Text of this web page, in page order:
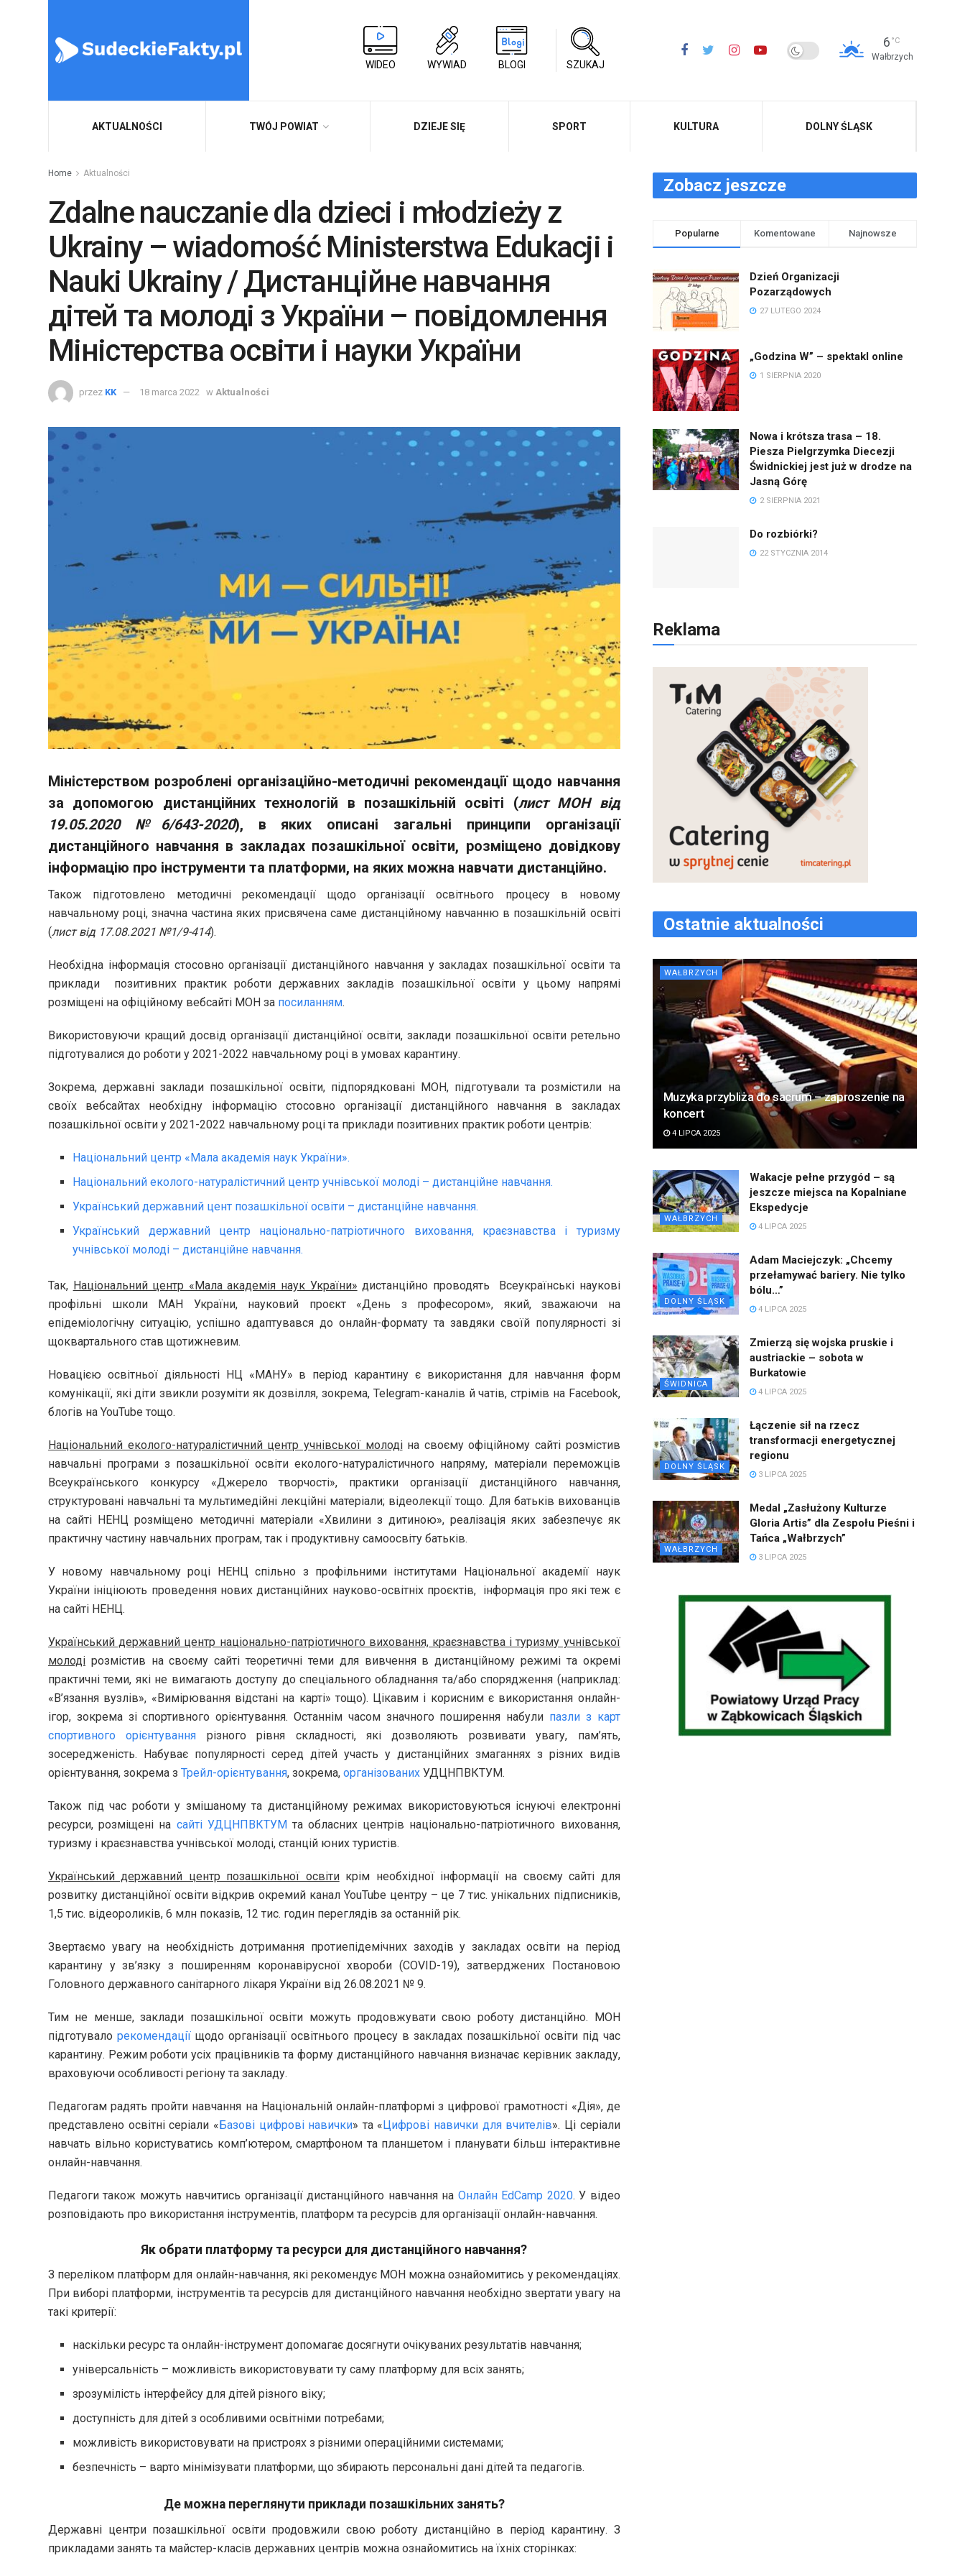
WIDEO WYWIAD BLOGI SZUKAJ
6 °C
Wałbrzych
AKTUALNOŚCI TWÓJ POWIAT DZIEJE SIĘ SPORT KULTURA DOLNY ŚLĄSK
Home Aktualności
Zdalne nauczanie dla dzieci i młodzieży z
Ukrainy – wiadomość Ministerstwa Edukacji i
Nauki Ukrainy / Дистанційне навчання
дітей та молоді з України – повідомлення
Міністерства освіти і науки України
przez KK 18 marca 2022 w Aktualności
Міністерством розроблені організаційно-методичні рекомендації щодо навчання
за допомогою дистанційних технологій в позашкільній освіті (лист МОН від
19.05.2020 №6/643-2020), в яких описані загальні принципи організації
дистанційного навчання в закладах позашкільної освіти, розміщено довідкову
інформацію про інструменти та платформи, на яких можна навчати дистанційно.
Також підготовлено методичні рекомендації щодо організації освітнього процесу в новому
навчальному році, значна частина яких присвячена саме дистанційному навчанню в позашкільній освіті
(лист від 17.08.2021 №1/9-414).
Необхідна інформація стосовно організації дистанційного навчання у закладах позашкільної освіти та
приклади позитивних практик роботи державних закладів позашкільної освіти у цьому напрямі
розміщені на офіційному вебсайті МОН за посиланням.
Використовуючи кращий досвід організації дистанційної освіти, заклади позашкільної освіти ретельно
підготувалися до роботи у 2021-2022 навчальному році в умовах карантину.
Зокрема, державні заклади позашкільної освіти, підпорядковані МОН, підготували та розмістили на
своїх вебсайтах необхідну інформацію стосовно організації дистанційного навчання в закладах
позашкільної освіти у 2021-2022 навчальному році та приклади позитивних практик роботи центрів:
Національний центр «Мала академія наук України».
Національний еколого-натуралістичний центр учнівської молоді – дистанційне навчання.
Український державний цент позашкільної освіти – дистанційне навчання.
Український державний центр національно-патріотичного виховання, краєзнавства і туризму
учнівської молоді – дистанційне навчання.
Так, Національний центр «Мала академія наук України» дистанційно проводять Всеукраїнські наукові
профільні школи МАН України, науковий проєкт «День з професором», який, зважаючи на
епідеміологічну ситуацію, успішно адаптувався до онлайн-формату та завдяки своїй популярності зі
щоквартального став щотижневим.
Новацією освітньої діяльності НЦ «МАНУ» в період карантину є використання для навчання форм
комунікації, які діти звикли розуміти як дозвілля, зокрема, Telegram-каналів й чатів, стрімів на Facebook,
блогів на YouTube тощо.
Національний еколого-натуралістичний центр учнівської молодіна своєму офіційному сайті розмістив
навчальні програми з позашкільної освіти еколого-натуралістичного напряму, матеріали переможців
Всеукраїнського конкурсу «Джерело творчості», практики організації дистанційного навчання,
структуровані навчальні та мультимедійні лекційні матеріали; відеолекції тощо. Для батьків вихованців
на сайті НЕНЦ розміщено методичні матеріали «Хвилини з дитиною», реалізація яких забезпечує як
практичну частину навчальних програм, так і продуктивну самоосвіту батьків.
У новому навчальному році НЕНЦ спільно з профільними інститутами Національної академії наук
України ініціюють проведення нових дистанційних науково-освітніх проєктів, інформація про які теж є
на сайті НЕНЦ.
Український державний центр національно-патріотичного виховання, краєзнавства і туризму учнівської
молоді розмістив на своєму сайті теоретичні теми для вивчення в дистанційному режимі та окремі
практичні теми, які не вимагають доступу до спеціального обладнання та/або спорядження (наприклад:
«В’язання вузлів», «Вимірювання відстані на карті» тощо). Цікавим і корисним є використання онлайн-
ігор, зокрема зі спортивного орієнтування. Останнім часом значного поширення набули пазли з карт
спортивного орієнтування різного рівня складності, які дозволяють розвивати увагу, пам’ять,
зосередженість. Набуває популярності серед дітей участь у дистанційних змаганнях з різних видів
орієнтування, зокрема з Трейл-орієнтування, зокрема, організованих УДЦНПВКТУМ.
Також під час роботи у змішаному та дистанційному режимах використовуються існуючі електронні
ресурси, розміщені на сайті УДЦНПВКТУМта обласних центрів національно-патріотичного виховання,
туризму і краєзнавства учнівської молоді, станцій юних туристів.
Український державний центр позашкільної освітикрім необхідної інформації на своєму сайті для
розвитку дистанційної освіти відкрив окремий канал YouTube центру – це 7 тис. унікальних підписників,
1,5 тис. відеороликів, 6 млн показів, 12 тис. годин переглядів за останній рік.
Звертаємо увагу на необхідність дотримання протиепідемічних заходів у закладах освіти на період
карантину у зв’язку з поширенням коронавірусної хвороби (COVID-19), затверджених Постановою
Головного державного санітарного лікаря України від 26.08.2021 № 9.
Тим не менше, заклади позашкільної освіти можуть продовжувати свою роботу дистанційно. МОН
підготувало рекомендаціїщодо організації освітнього процесу в закладах позашкільної освіти під час
карантину. Режим роботи усіх працівників та форму дистанційного навчання визначає керівник закладу,
враховуючи особливості регіону та закладу.
Педагогам радять пройти навчання на Національній онлайн-платформі з цифрової грамотності «Дія», де
представлено освітні серіали «Базові цифрові навички» та «Цифрові навички для вчителів». Ці серіали
навчать вільно користуватись комп’ютером, смартфоном та планшетом і планувати більш інтерактивне
онлайн-навчання.
Педагоги також можуть навчитись організації дистанційного навчання на Онлайн EdCamp 2020. У відео
розповідають про використання інструментів, платформ та ресурсів для організації онлайн-навчання.
Як обрати платформу та ресурси для дистанційного навчання?
З переліком платформ для онлайн-навчання, які рекомендує МОН можна ознайомитись у рекомендаціях.
При виборі платформи, інструментів та ресурсів для дистанційного навчання необхідно звертати увагу на
такі критерії:
наскільки ресурс та онлайн-інструмент допомагає досягнути очікуваних результатів навчання;
універсальність – можливість використовувати ту саму платформу для всіх занять;
зрозумілість інтерфейсу для дітей різного віку;
доступність для дітей з особливими освітніми потребами;
можливість використовувати на пристроях з різними операційними системами;
безпечність – варто мінімізувати платформи, що збирають персональні дані дітей та педагогів.
Де можна переглянути приклади позашкільних занять?
Державні центри позашкільної освіти продовжили свою роботу дистанційно в період карантину. З
прикладами занять та майстер-класів державних центрів можна ознайомитись на їхніх сторінках:
Zobacz jeszcze
Popularne Komentowane Najnowsze
Dzień Organizacji
Pozarządowych
27 LUTEGO 2024
„Godzina W” – spektakl online
1 SIERPNIA 2020
Nowa i krótsza trasa – 18.
Piesza Pielgrzymka Diecezji
Świdnickiej jest już w drodze na
Jasną Górę
2 SIERPNIA 2021
Do rozbiórki?
22 STYCZNIA 2014
Reklama
Ostatnie aktualności
WAŁBRZYCH
Muzyka przybliża do sacrum – zaproszenie na
koncert
4 LIPCA 2025
WAŁBRZYCH
Wakacje pełne przygód – są
jeszcze miejsca na Kopalniane
Ekspedycje
4 LIPCA 2025
DOLNY ŚLĄSK
Adam Maciejczyk: „Chcemy
przełamywać bariery. Nie tylko
bólu…”
4 LIPCA 2025
ŚWIDNICA
Zmierzą się wojska pruskie i
austriackie – sobota w
Burkatowie
4 LIPCA 2025
DOLNY ŚLĄSK
Łączenie sił na rzecz
transformacji energetycznej
regionu
3 LIPCA 2025
WAŁBRZYCH
Medal „Zasłużony Kulturze
Gloria Artis” dla Zespołu Pieśni i
Tańca „Wałbrzych”
3 LIPCA 2025